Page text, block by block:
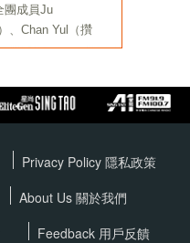
Privacy Policy 隱私政策
About Us 關於我們
Feedback 用戶反饋